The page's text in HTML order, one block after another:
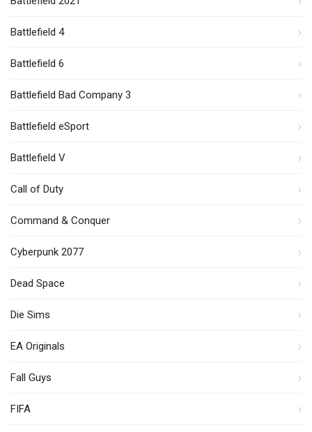
Battlefield 4
Battlefield 6
Battlefield Bad Company 3
Battlefield eSport
Battlefield V
Call of Duty
Command & Conquer
Cyberpunk 2077
Dead Space
Die Sims
EA Originals
Fall Guys
FIFA